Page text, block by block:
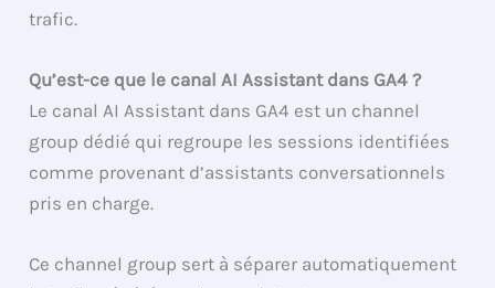
trafic.
Qu’est-ce que le canal AI Assistant dans GA4 ?
Le canal AI Assistant dans GA4 est un channel
group dédié qui regroupe les sessions identifiées
comme provenant d’assistants conversationnels
pris en charge.
Ce channel group sert à séparer automatiquement